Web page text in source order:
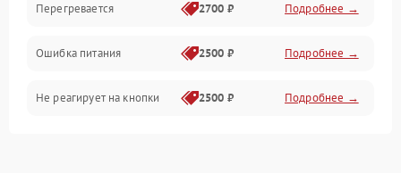
Перегревается 2700 ₽ Подробнее →
Ошибка питания 2500 ₽ Подробнее →
Не реагирует на кнопки 2500 ₽ Подробнее →